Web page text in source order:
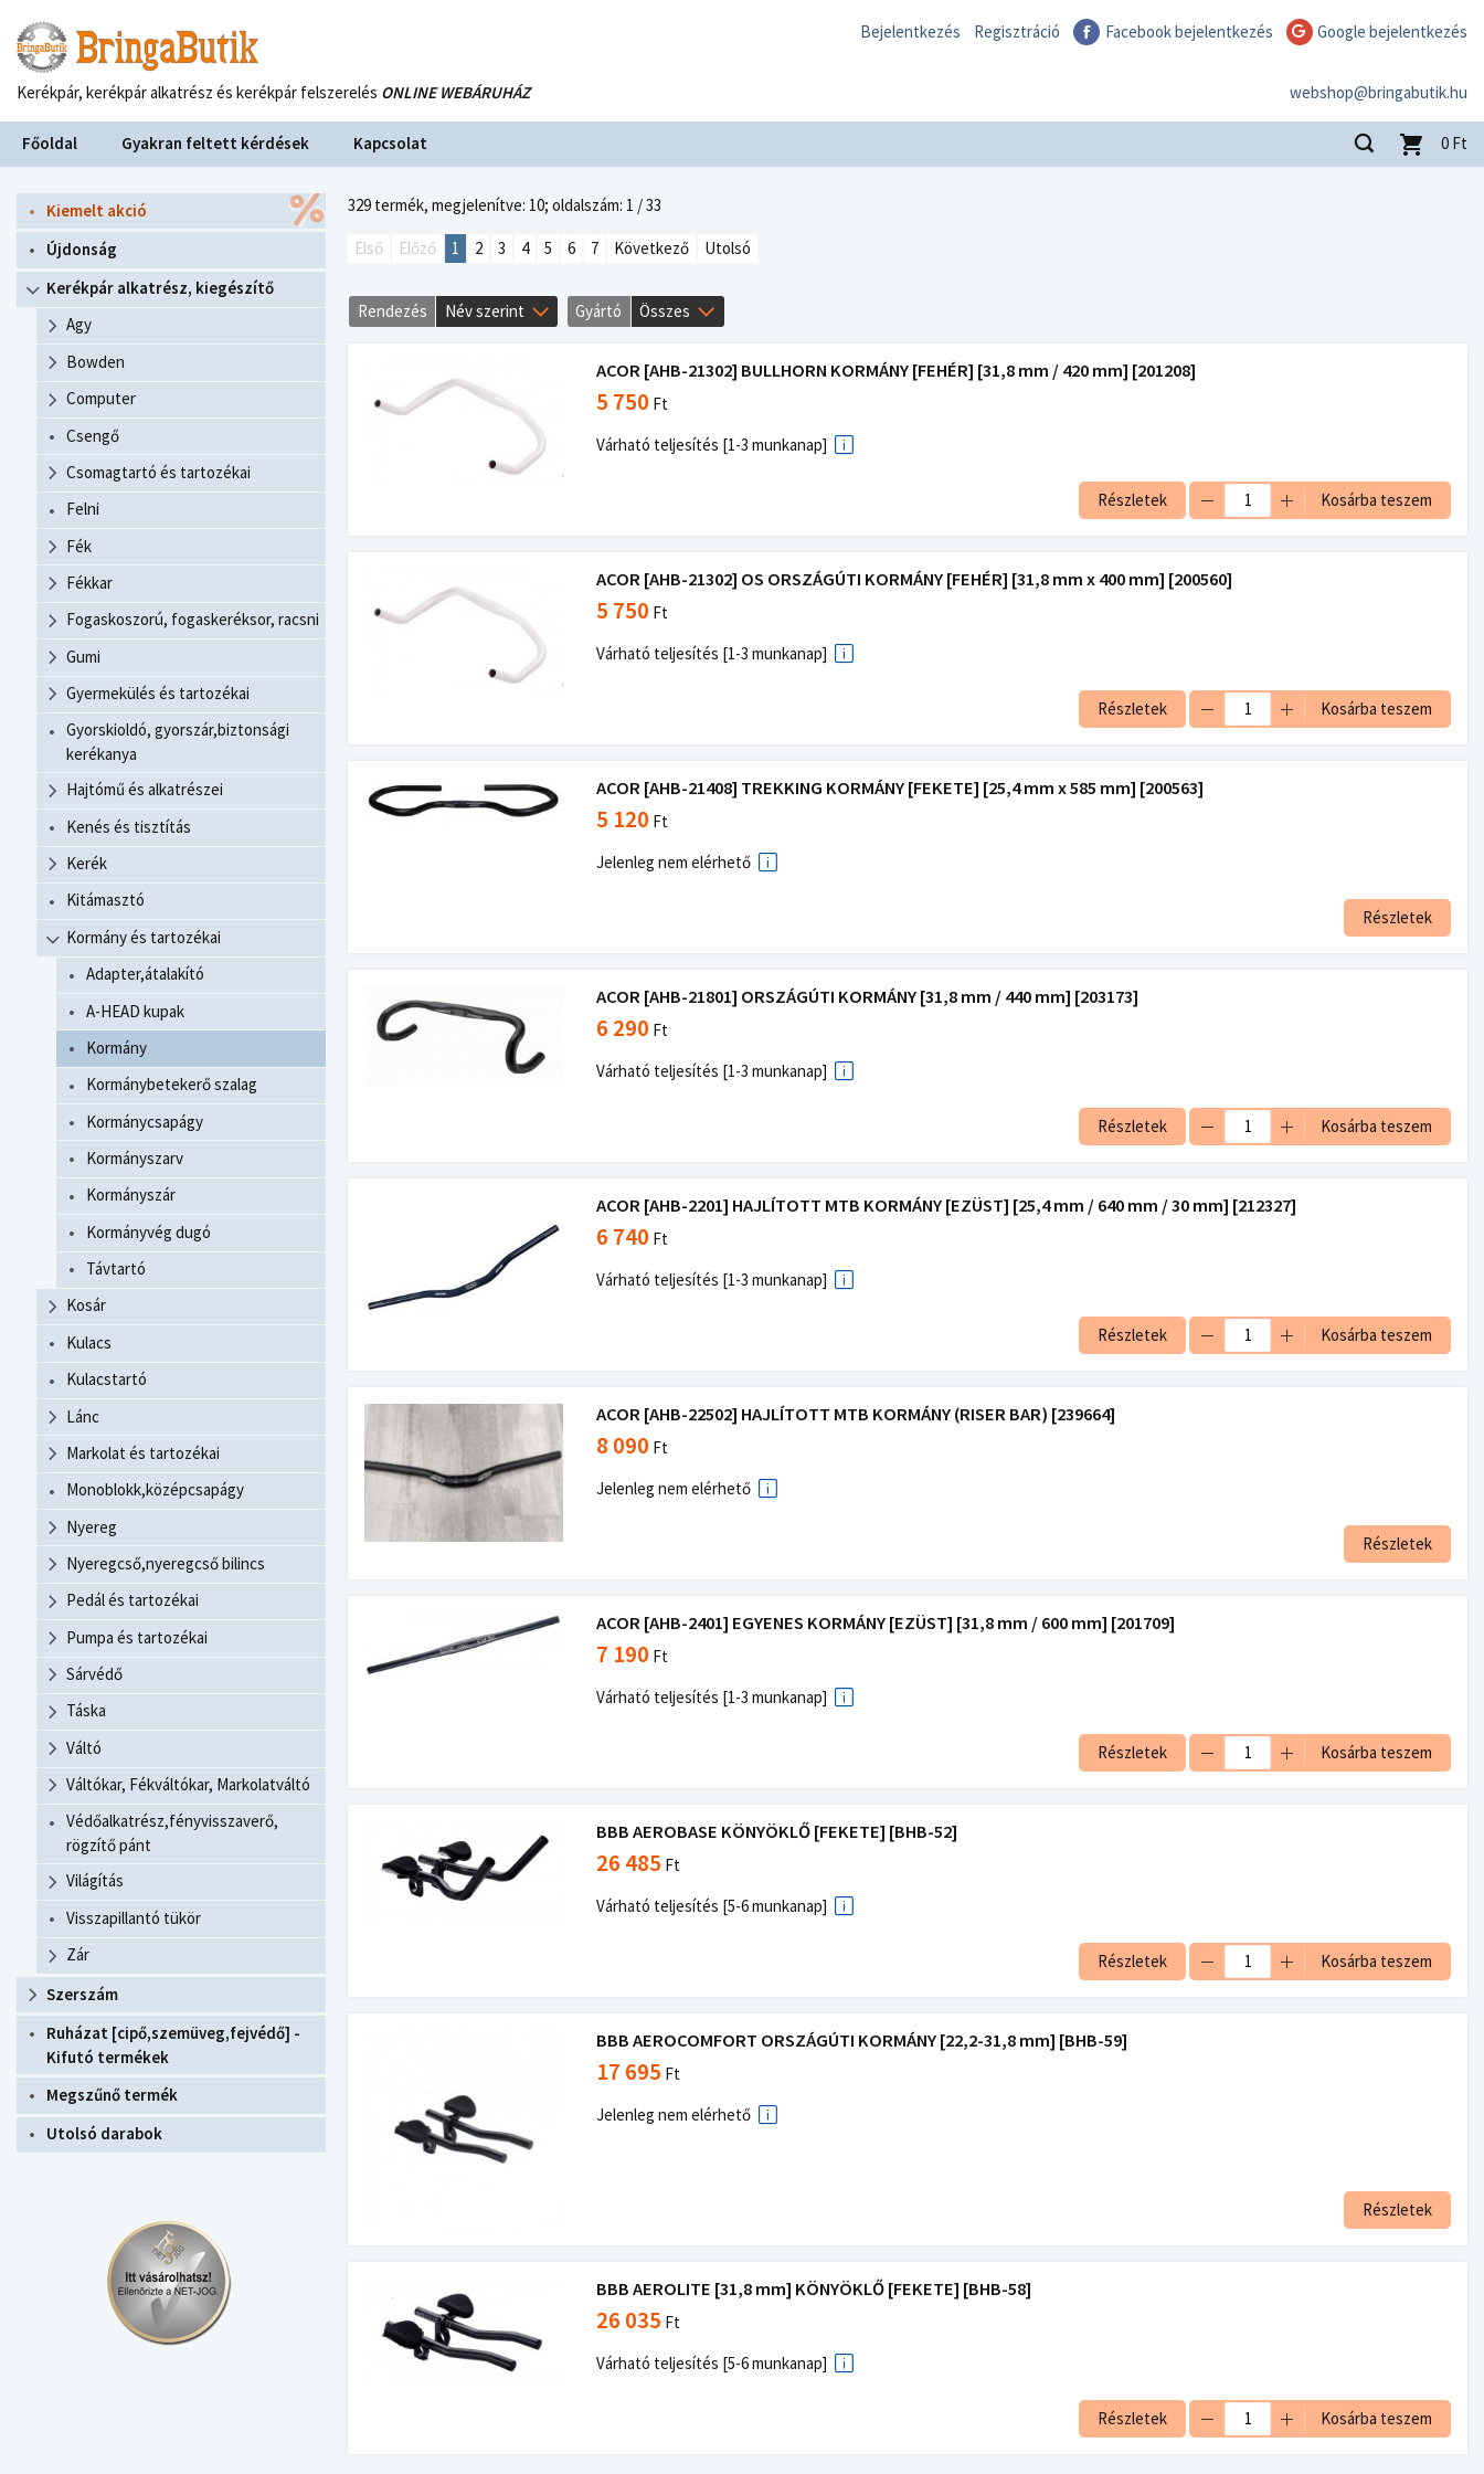
Bejelentkezés Regisztráció Facebook bejelentkezés Google bejelentkezés
webshop@bringabutik.hu
Kerékpár, kerékpár alkatrész és kerékpár felszerelés ONLINE WEBÁRUHÁZ
Főoldal Gyakran feltett kérdések Kapcsolat 0 Ft
Kiemelt akció
Újdonság
Kerékpár alkatrész, kiegészítő
Agy
Bowden
Computer
Csengő
Csomagtartó és tartozékai
Felni
Fék
Fékkar
Fogaskoszorú, fogaskeréksor, racsni
Gumi
Gyermekülés és tartozékai
Gyorskioldó, gyorszár,biztonsági
kerékanya
Hajtómű és alkatrészei
Kenés és tisztítás
Kerék
Kitámasztó
Kormány és tartozékai
Adapter,átalakító
A-HEAD kupak
Kormány
Kormánybetekerő szalag
Kormánycsapágy
Kormányszarv
Kormányszár
Kormányvég dugó
Távtartó
Kosár
Kulacs
Kulacstartó
Lánc
Markolat és tartozékai
Monoblokk,középcsapágy
Nyereg
Nyeregcső,nyeregcső bilincs
Pedál és tartozékai
Pumpa és tartozékai
Sárvédő
Táska
Váltó
Váltókar, Fékváltókar, Markolatváltó
Védőalkatrész,fényvisszaverő,
rögzítő pánt
Világítás
Visszapillantó tükör
Zár
Szerszám
Ruházat [cipő,szemüveg,fejvédő] -
Kifutó termékek
Megszűnő termék
Utolsó darabok
329 termék, megjelenítve: 10; oldalszám: 1 / 33
Első Előző 1 2 3 4 5 6 7 Következő Utolsó
Rendezés Név szerint Gyártó Összes
ACOR [AHB-21302] BULLHORN KORMÁNY [FEHÉR] [31,8 mm / 420 mm] [201208]
5 750 Ft
Várható teljesítés [1-3 munkanap]
Részletek Kosárba teszem
ACOR [AHB-21302] OS ORSZÁGÚTI KORMÁNY [FEHÉR] [31,8 mm x 400 mm] [200560]
5 750 Ft
Várható teljesítés [1-3 munkanap]
Részletek Kosárba teszem
ACOR [AHB-21408] TREKKING KORMÁNY [FEKETE] [25,4 mm x 585 mm] [200563]
5 120 Ft
Jelenleg nem elérhető
Részletek
ACOR [AHB-21801] ORSZÁGÚTI KORMÁNY [31,8 mm / 440 mm] [203173]
6 290 Ft
Várható teljesítés [1-3 munkanap]
Részletek Kosárba teszem
ACOR [AHB-2201] HAJLÍTOTT MTB KORMÁNY [EZÜST] [25,4 mm / 640 mm / 30 mm] [212327]
6 740 Ft
Várható teljesítés [1-3 munkanap]
Részletek Kosárba teszem
ACOR [AHB-22502] HAJLÍTOTT MTB KORMÁNY (RISER BAR) [239664]
8 090 Ft
Jelenleg nem elérhető
Részletek
ACOR [AHB-2401] EGYENES KORMÁNY [EZÜST] [31,8 mm / 600 mm] [201709]
7 190 Ft
Várható teljesítés [1-3 munkanap]
Részletek Kosárba teszem
BBB AEROBASE KÖNYÖKLŐ [FEKETE] [BHB-52]
26 485 Ft
Várható teljesítés [5-6 munkanap]
Részletek Kosárba teszem
BBB AEROCOMFORT ORSZÁGÚTI KORMÁNY [22,2-31,8 mm] [BHB-59]
17 695 Ft
Jelenleg nem elérhető
Részletek
BBB AEROLITE [31,8 mm] KÖNYÖKLŐ [FEKETE] [BHB-58]
26 035 Ft
Várható teljesítés [5-6 munkanap]
Részletek Kosárba teszem